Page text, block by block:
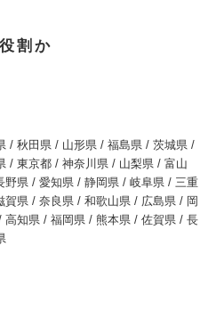
割か
/ 秋田県 / 山形県 / 福島県 / 茨城県 /
/ 東京都 / 神奈川県 / 山梨県 / 富山
県 / 愛知県 / 静岡県 / 岐阜県 / 三重
県 / 奈良県 / 和歌山県 / 広島県 / 岡
知県 / 福岡県 / 熊本県 / 佐賀県 / 長